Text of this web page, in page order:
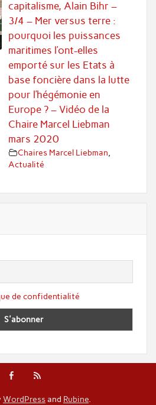
capitalisme, Alain Bihr –
3/4 – Mer versus terre :
pourquoi les puissances
maritimes l’ont-elles
emporté sur les Etats à
base foncière dans la lutte
pour l’hégémonie en
Europe ? – Vidéo de la
Chaire Marcel Liebman
mars 2020
Chaires Marcel Liebman,
Actualité
de confidentialité
WordPressand Rubine